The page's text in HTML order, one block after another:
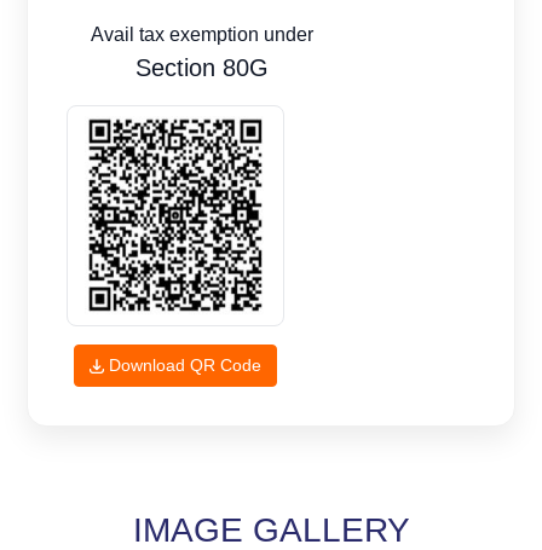
Avail tax exemption under
Section 80G
Download QR Code
IMAGE GALLERY